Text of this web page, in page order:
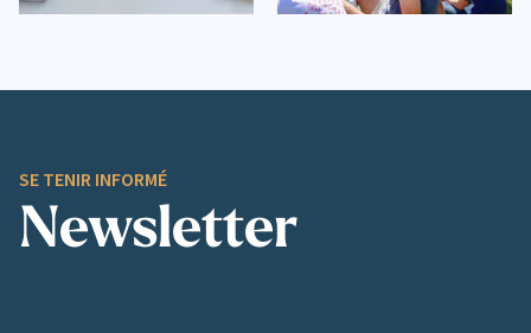
SE TENIR INFORMÉ
Newsletter